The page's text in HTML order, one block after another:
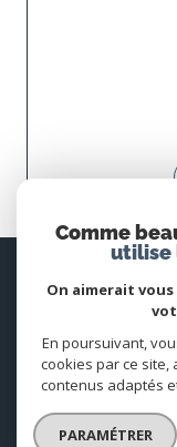
© 2026 | Tous
Nos honoraires
Plan du
Comme
utilise
On aimerait
En poursuivant,
cookies par ce
contenus adaptés
PARAMÉTRER